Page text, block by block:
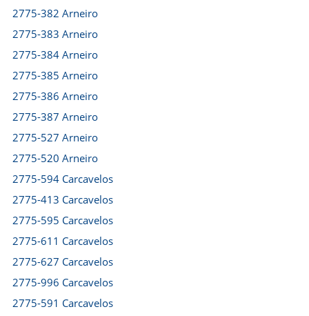
2775-382 Arneiro
2775-383 Arneiro
2775-384 Arneiro
2775-385 Arneiro
2775-386 Arneiro
2775-387 Arneiro
2775-527 Arneiro
2775-520 Arneiro
2775-594 Carcavelos
2775-413 Carcavelos
2775-595 Carcavelos
2775-611 Carcavelos
2775-627 Carcavelos
2775-996 Carcavelos
2775-591 Carcavelos